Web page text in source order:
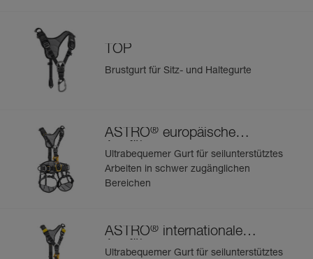
TOP
Brustgurt für Sitz- und Haltegurte
ASTRO® europäische
Ausführung
Ultrabequemer Gurt für seilunterstütztes
Arbeiten in schwer zugänglichen
Bereichen
ASTRO® internationale
Ausführung
Ultrabequemer Gurt für seilunterstütztes